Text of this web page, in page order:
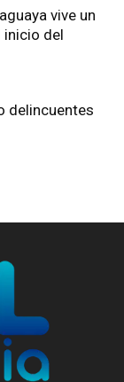
vive un
del
delincuentes